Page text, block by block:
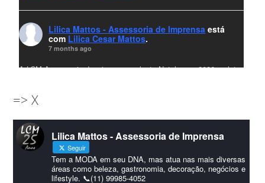
Lilica Mattos - Assessoria de Imprensa está
com Lilica Cesar Mattos.
7 months ago
A LCM Assessoria deseja um excelente Natal e um 2026 repleto
amigos que sempre nos acompanham!🎄✨🥂❤️
#lcmassessoriassessoria#natal #merrychristmas #felizanonovo
#HappyNewYear
Foto
Visualizar no Facebook · Compartilhar
=> X
Lilica Mattos - Assessoria de Imprensa
Seguir
Tem a MODA em seu DNA, mas atua nas mais diversas
áreas como beleza, gastronomia, decoração, negócios e
lifestyle. 📞(11) 99985-4052